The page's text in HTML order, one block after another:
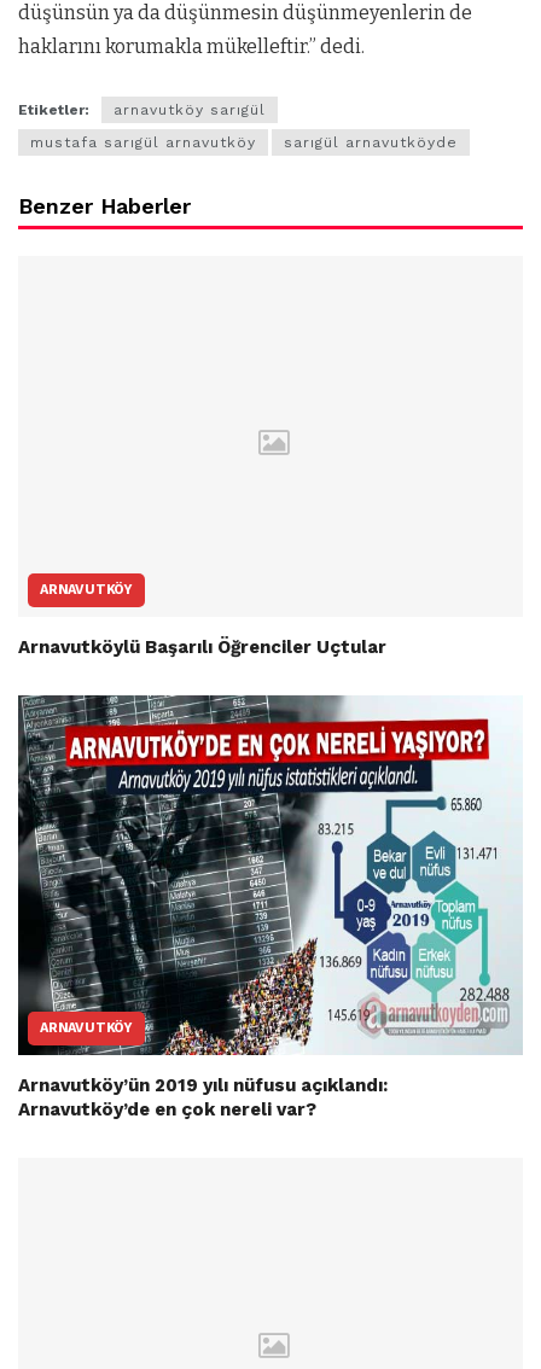
düşünsün ya da düşünmesin düşünmeyenlerin de
haklarını korumakla mükelleftir.” dedi.
Etiketler:
arnavutköy sarıgül
mustafa sarıgül arnavutköy
sarıgül arnavutköyde
Benzer Haberler
ARNAVUTKÖY
Arnavutköylü Başarılı Öğrenciler Uçtular
ARNAVUTKÖY
Arnavutköy’ün 2019 yılı nüfusu açıklandı:
Arnavutköy’de en çok nereli var?